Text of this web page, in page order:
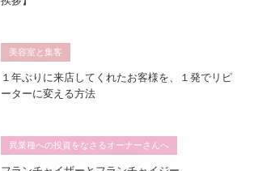
美容室と集客
１年ぶりに来店してくれたお客様を、１発でリピ
ーターに変える方法
異業種への投資をなさるオーナーさんへ